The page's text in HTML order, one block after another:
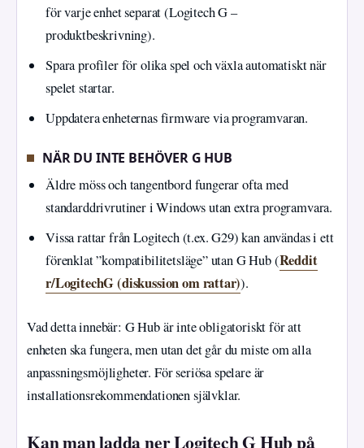
för varje enhet separat (Logitech G –
produktbeskrivning).
Spara profiler för olika spel och växla automatiskt när
spelet startar.
Uppdatera enheternas firmware via programvaran.
NÄR DU INTE BEHÖVER G HUB
Äldre möss och tangentbord fungerar ofta med
standarddrivrutiner i Windows utan extra programvara.
Vissa rattar från Logitech (t.ex. G29) kan användas i ett
förenklat ”kompatibilitetsläge” utan G Hub (Reddit
r/LogitechG (diskussion om rattar)).
Vad detta innebär: G Hub är inte obligatoriskt för att
enheten ska fungera, men utan det går du miste om alla
anpassningsmöjligheter. För seriösa spelare är
installationsrekommendationen självklar.
Kan man ladda ner Logitech G Hub på